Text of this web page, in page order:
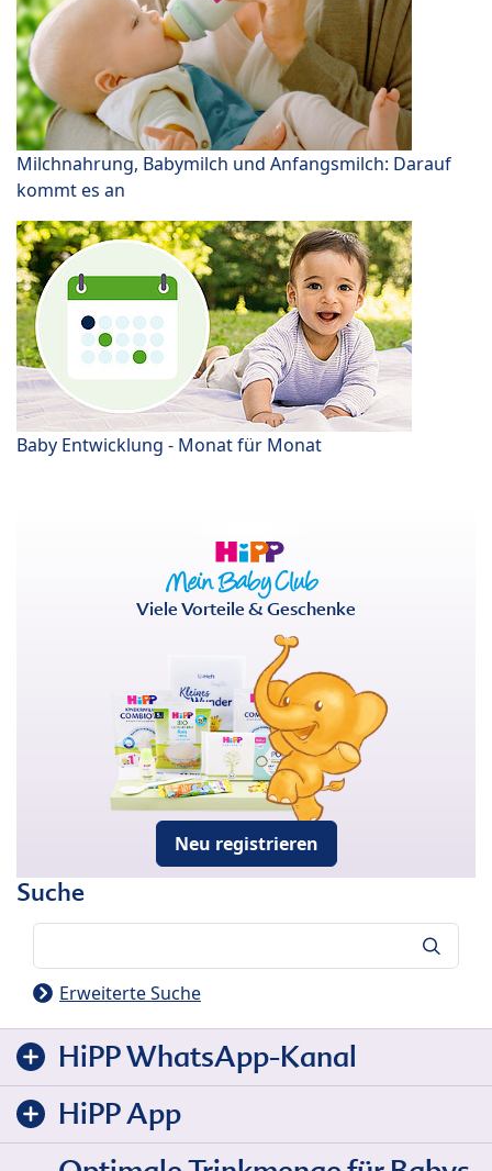
Milchnahrung, Babymilch und Anfangsmilch: Darauf
kommt es an
Baby Entwicklung - Monat für Monat
Viele Vorteile & Geschenke
Neu registrieren
Suche
Erweiterte Suche
HiPP WhatsApp-Kanal
HiPP App